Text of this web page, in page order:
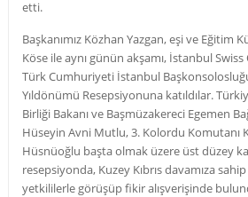
etti.
Başkanımız Közhan Yazgan, eşi ve
Köse ile aynı günün akşamı, İstanbul Swiss
Türk Cumhuriyeti İstanbul
Yıldönümü Resepsiyonuna katıldılar.
Birliği Bakanı ve Başmüzakereci Egemen
Hüseyin Avni Mutlu, 3. Kolordu Komutanı
Hüsnüoğlu başta olmak üzere üst düzey
resepsiyonda, Kuzey Kıbrıs davamıza
yetkililerle görüşüp fikir alışverişinde